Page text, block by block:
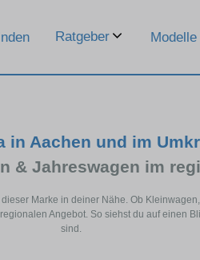
Ratgeber Modelle
in Aachen und im
& Jahreswagen im
Marke in deiner Nähe. Ob
Angebot. So siehst du auf einen
sind.